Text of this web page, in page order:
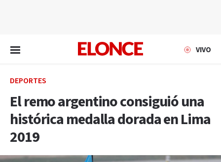
VIVO
DEPORTES
El remo argentino consiguió una
histórica medalla dorada en Lima
2019